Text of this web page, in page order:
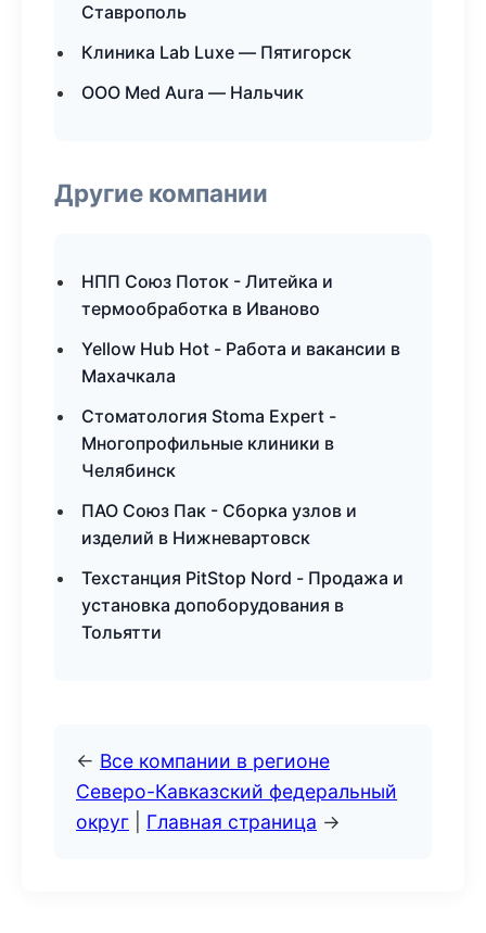
Ставрополь
Клиника Lab Luxe — Пятигорск
ООО Med Aura — Нальчик
Другие компании
НПП Союз Поток - Литейка и
термообработка в Иваново
Yellow Hub Hot - Работа и вакансии в
Махачкала
Стоматология Stoma Expert -
Многопрофильные клиники в
Челябинск
ПАО Союз Пак - Сборка узлов и
изделий в Нижневартовск
Техстанция PitStop Nord - Продажа и
установка допоборудования в
Тольятти
← Все компании в регионе
Северо-Кавказский федеральный
округ
Главная страница →